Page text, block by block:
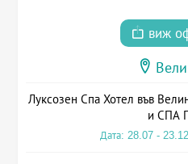
виж
Луксозен Спа Хотел във
и СПА
Дата: 28.07 -